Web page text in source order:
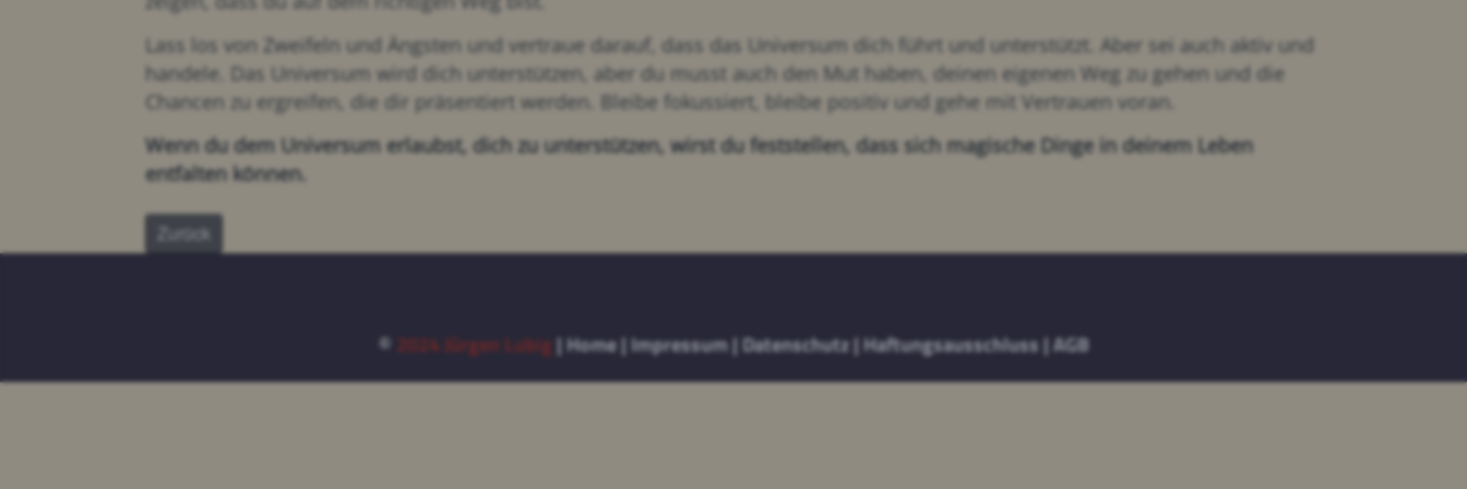
Lass los von Zweifeln und Ängsten und vertraue darauf, dass das Universum dich führt und unterstützt. Aber sei auch aktiv und
handele. Das Universum wird dich unterstützen, aber du musst auch den Mut haben, deinen eigenen Weg zu gehen und die
Chancen zu ergreifen, die dir präsentiert werden. Bleibe fokussiert, bleibe positiv und gehe mit Vertrauen voran.
Wenn du dem Universum erlaubst, dich zu unterstützen, wirst du feststellen, dass sich magische Dinge in deinem Leben
entfalten können.
Zurück
© 2024 Jürgen Lubig|Home|Impressum|Datenschutz|Haftungsausschluss|AGB